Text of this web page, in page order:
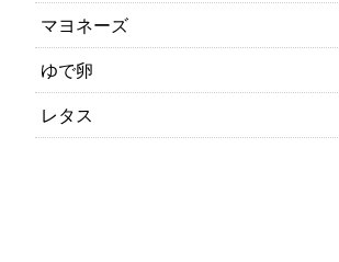
マヨネーズ
ゆで卵
レタス